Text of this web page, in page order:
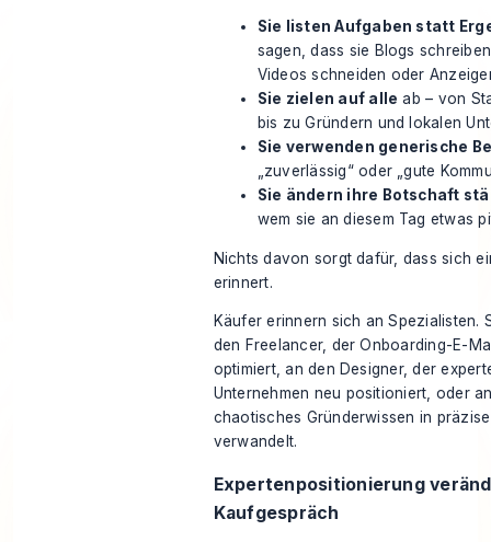
Sie listen Aufgaben statt
sagen, dass sie Blogs
Videos schneiden oder
Sie zielen auf alle ab – von
bis zu Gründern und lokalen
Sie verwenden generische
„zuverlässig“ oder „gute
Sie ändern ihre Botschaft
wem sie an diesem Tag etwas
Nichts davon sorgt dafür, dass sich
erinnert.
Käufer erinnern sich an Spezialisten.
den Freelancer, der Onboarding-E-
optimiert, an den Designer, der
Unternehmen neu positioniert, oder
chaotisches Gründerwissen in
verwandelt.
Expertenpositionierung
Kaufgespräch